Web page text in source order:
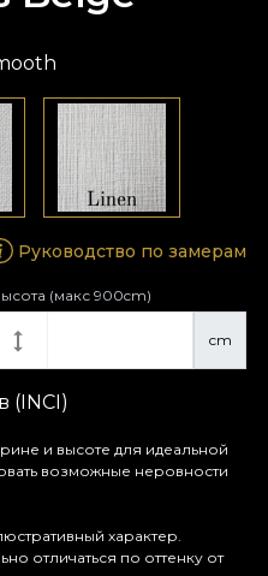
Руководство по замерам
cm
(макс 900cm)
(INCI)
и высоте для идеальной
возможные неровности
характер.
отличаться по оттенку от